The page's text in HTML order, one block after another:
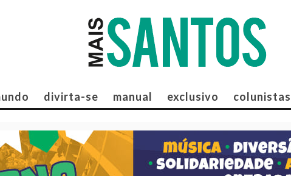
divirta-se manual exclusivo colunistas